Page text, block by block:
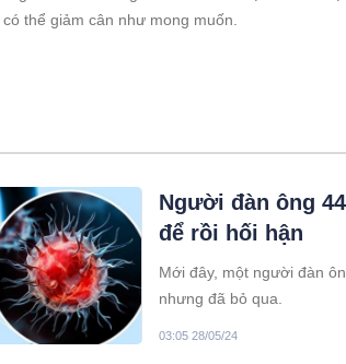
thể giảm cân như mong muốn.
Người đàn ông
để rồi hối hận
Mới đây, một người đàn
nhưng đã bỏ qua.
03:05 28/05/24